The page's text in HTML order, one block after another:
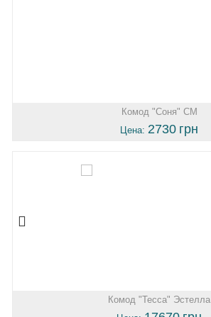
Комод "Соня" СМ
Цена: 2730 грн
Комод "Тесса" Эстелла